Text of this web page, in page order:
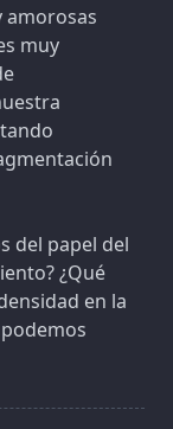
amorosas
muy
del papel del
¿Qué
en la